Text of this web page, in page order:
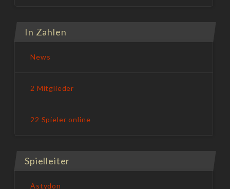
In Zahlen
News
2 Mitglieder
22 Spieler online
Spielleiter
Astydon